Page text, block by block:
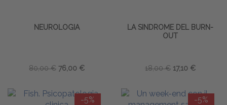
NEUROLOGIA
80,00 € 76,00 €
LA SINDROME DEL BURN-
OUT
18,00 € 17,10 €
-5% -5%